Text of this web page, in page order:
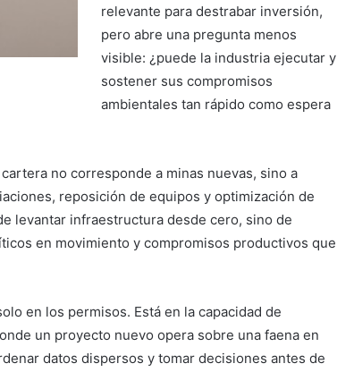
relevante para destrabar inversión,
pero abre una pregunta menos
visible: ¿puede la industria ejecutar y
sostener sus compromisos
ambientales tan rápido como espera
no corresponde a minas nuevas, sino a
reposición de equipos y optimización de
levantar infraestructura desde cero, sino de
en movimiento y compromisos productivos que
en los permisos. Está en la capacidad de
un proyecto nuevo opera sobre una faena en
datos dispersos y tomar decisiones antes de